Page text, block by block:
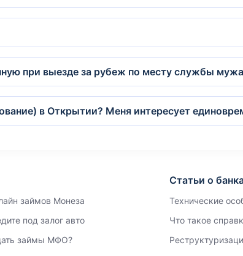
при выезде за рубеж по месту службы
в Открытии? Меня интересует
займов Монеза
под залог авто
займы МФО?
Статьи о
Технические
Что такое